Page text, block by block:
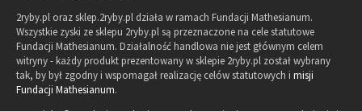
2ryby.pl oraz sklep.2ryby.pl działa w ramach Fundacji Mathesianum.
Wszystkie zyski ze sklepu 2ryby.pl są przeznaczone na cele statutowe
Fundacji Mathesianum. Działalność handlowa nie jest głównym celem
witryny - każdy produkt prezentowany w sklepie 2ryby.pl został wybrany
tak, by był zgodny i wspomagał realizację celów statutowych i misji
Fundacji Mathesianum.